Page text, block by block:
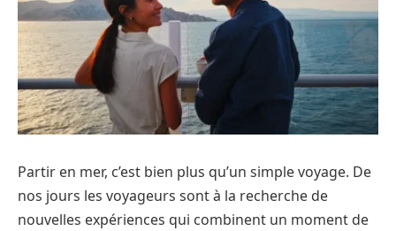
Partir en mer, c’est bien plus qu’un simple voyage. De
nos jours les voyageurs sont à la recherche de
nouvelles expériences qui combinent un moment de